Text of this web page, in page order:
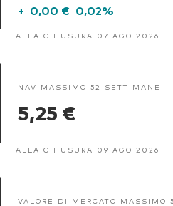
+ 0,00 € 0,02%
ALLA CHIUSURA 07 AGO 2026
NAV MASSIMO 52 SETTIMANE
5,25 €
ALLA CHIUSURA 09 AGO 2026
VALORE DI MERCATO MASSIMO